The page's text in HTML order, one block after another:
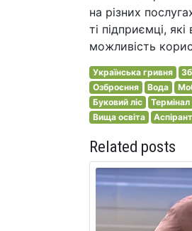
на різних
ті підприємці,
можливість
Українська гривня
Озброєння
Вода
Буковий ліс
Термінал
Вища освіта
Аспірант
Related posts